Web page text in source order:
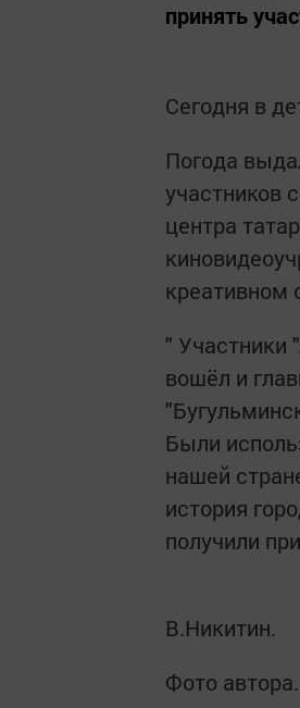
принять
Сегодня в
Погода
участников
центра
креативном
" Участники
вошёл и
Были
нашей
история
получили
В.Никитин.
Фото автора.